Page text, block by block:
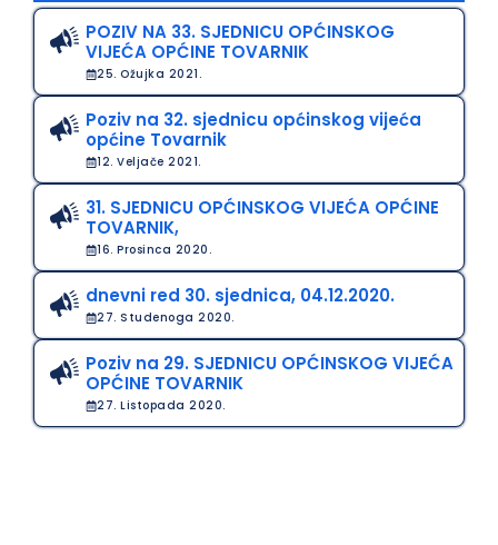
POZIV NA 33. SJEDNICU OPĆINSKOG
VIJEĆA OPĆINE TOVARNIK
25. Ožujka 2021.
Poziv na 32. sjednicu općinskog vijeća
općine Tovarnik
12. Veljače 2021.
31. SJEDNICU OPĆINSKOG VIJEĆA OPĆINE
TOVARNIK,
16. Prosinca 2020.
dnevni red 30. sjednica, 04.12.2020.
27. Studenoga 2020.
Poziv na 29. SJEDNICU OPĆINSKOG VIJEĆA
OPĆINE TOVARNIK
27. Listopada 2020.